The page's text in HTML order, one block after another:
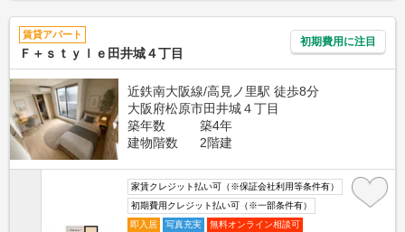
賃貸アパート
Ｆ＋ｓｔｙｌｅ田井城４丁目
初期費用に注目
近鉄南大阪線/高見ノ里駅 徒歩8分
大阪府松原市田井城４丁目
築年数
築4年
建物階数
2階建
家賃クレジット払い可（※保証会社利用等条件有）
初期費用クレジット払い可（※一部条件有）
即入居
写真充実
無料オンライン相談可